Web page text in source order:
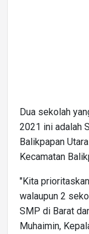
Dua sekolah
2021 ini adalah
Balikpapan
Kecamatan
"Kita
walaupun 2
SMP di Barat
Muhaimin,